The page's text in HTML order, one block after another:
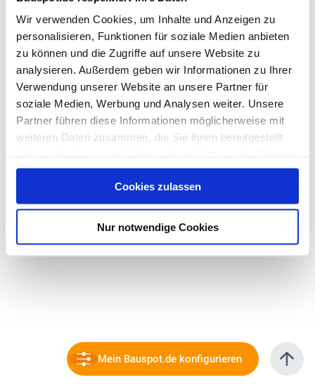
Wir verwenden Cookies, um Inhalte und Anzeigen zu
personalisieren, Funktionen für soziale Medien anbieten
zu können und die Zugriffe auf unsere Website zu
analysieren. Außerdem geben wir Informationen zu Ihrer
Verwendung unserer Website an unsere Partner für
soziale Medien, Werbung und Analysen weiter. Unsere
Partner führen diese Informationen möglicherweise mit
weiteren Daten zusammen, die Sie ihnen bereitgestellt
gesammelt haben. Hier finden Sie Informationen zum
und unserImpressum.
Cookies zulassen
Nur notwendige Cookies
Mein Bauspot.de konfigurieren